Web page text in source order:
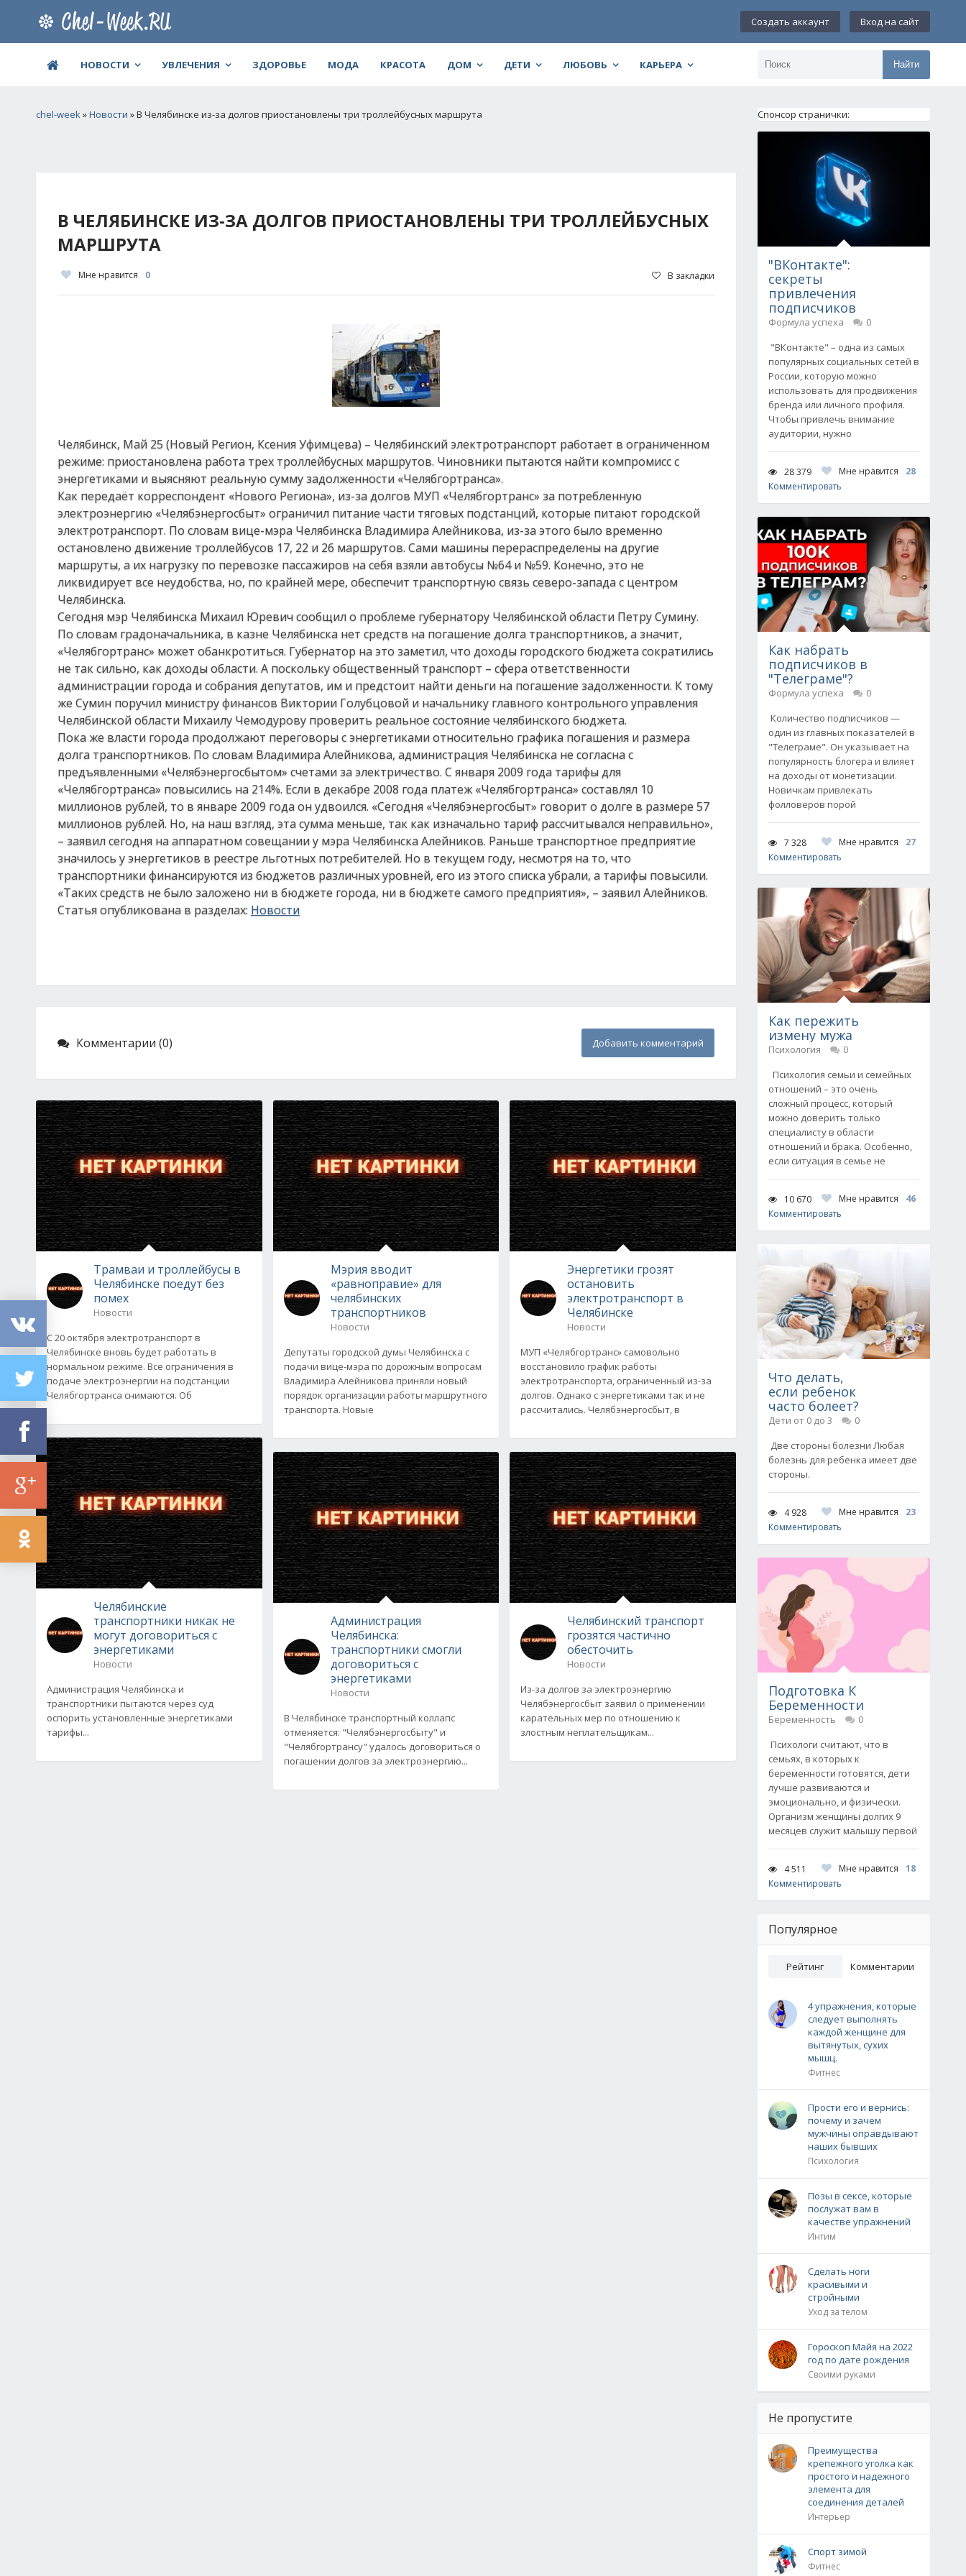
Создать аккаунт Вход на сайт
НОВОСТИ УВЛЕЧЕНИЯ ЗДОРОВЬЕ МОДА КРАСОТА ДОМ ДЕТИ ЛЮБОВЬ КАРЬЕРА Найти
chel-week»Новости » В Челябинске из-за долгов приостановлены три троллейбусных маршрута
В ЧЕЛЯБИНСКЕ ИЗ-ЗА ДОЛГОВ ПРИОСТАНОВЛЕНЫ ТРИ ТРОЛЛЕЙБУСНЫХ
МАРШРУТА
Мне нравится 0 В закладки
Челябинск, Май 25 (Новый Регион, Ксения Уфимцева) – Челябинский электротранспорт работает в ограниченном
режиме: приостановлена работа трех троллейбусных маршрутов. Чиновники пытаются найти компромисс с
энергетиками и выясняют реальную сумму задолженности «Челябгортранса».
Как передаёт корреспондент «Нового Региона», из-за долгов МУП «Челябгортранс» за потребленную
электроэнергию «Челябэнергосбыт» ограничил питание части тяговых подстанций, которые питают городской
электротранспорт. По словам вице-мэра Челябинска Владимира Алейникова, из-за этого было временно
остановлено движение троллейбусов 17, 22 и 26 маршрутов. Сами машины перераспределены на другие
маршруты, а их нагрузку по перевозке пассажиров на себя взяли автобусы №64 и №59. Конечно, это не
ликвидирует все неудобства, но, по крайней мере, обеспечит транспортную связь северо-запада с центром
Челябинска.
Сегодня мэр Челябинска Михаил Юревич сообщил о проблеме губернатору Челябинской области Петру Сумину.
По словам градоначальника, в казне Челябинска нет средств на погашение долга транспортников, а значит,
«Челябгортранс» может обанкротиться. Губернатор на это заметил, что доходы городского бюджета сократились
не так сильно, как доходы области. А поскольку общественный транспорт – сфера ответственности
администрации города и собрания депутатов, им и предстоит найти деньги на погашение задолженности. К тому
же Сумин поручил министру финансов Виктории Голубцовой и начальнику главного контрольного управления
Челябинской области Михаилу Чемодурову проверить реальное состояние челябинского бюджета.
Пока же власти города продолжают переговоры с энергетиками относительно графика погашения и размера
долга транспортников. По словам Владимира Алейникова, администрация Челябинска не согласна с
предъявленными «Челябэнергосбытом» счетами за электричество. С января 2009 года тарифы для
«Челябгортранса» повысились на 214%. Если в декабре 2008 года платеж «Челябгортранса» составлял 10
миллионов рублей, то в январе 2009 года он удвоился. «Сегодня «Челябэнергосбыт» говорит о долге в размере 57
миллионов рублей. Но, на наш взгляд, эта сумма меньше, так как изначально тариф рассчитывался неправильно»,
– заявил сегодня на аппаратном совещании у мэра Челябинска Алейников. Раньше транспортное предприятие
значилось у энергетиков в реестре льготных потребителей. Но в текущем году, несмотря на то, что
транспортники финансируются из бюджетов различных уровней, его из этого списка убрали, а тарифы повысили.
«Таких средств не было заложено ни в бюджете города, ни в бюджете самого предприятия», – заявил Алейников.
Статья опубликована в разделах: Новости
Комментарии (0) Добавить комментарий
Трамваи и троллейбусы в
Челябинске поедут без
помех
Новости
С 20 октября электротранспорт в
Челябинске вновь будет работать в
нормальном режиме. Все ограничения в
подаче электроэнергии на подстанции
Челябгортранса снимаются. Об
Челябинские
транспортники никак не
могут договориться с
энергетиками
Новости
Администрация Челябинска и
транспортники пытаются через суд
оспорить установленные энергетиками
тарифы...
Мэрия вводит
«равноправие» для
челябинских
транспортников
Новости
Депутаты городской думы Челябинска с
подачи вице-мэра по дорожным вопросам
Владимира Алейникова приняли новый
порядок организации работы маршрутного
транспорта. Новые
Администрация
Челябинска:
транспортники смогли
договориться с
энергетиками
Новости
В Челябинске транспортный коллапс
отменяется: "Челябэнергосбыту" и
"Челябгортрансу" удалось договориться о
погашении долгов за электроэнергию...
Энергетики грозят
остановить
электротранспорт в
Челябинске
Новости
МУП «Челябгортранс» самовольно
восстановило график работы
электротранспорта, ограниченный из-за
долгов. Однако с энергетиками так и не
рассчитались. Челябэнергосбыт, в
Челябинский транспорт
грозятся частично
обесточить
Новости
Из-за долгов за электроэнергию
Челябэнергосбыт заявил о применении
карательных мер по отношению к
злостным неплательщикам...
Спонсор странички:
"ВКонтакте":
секреты
привлечения
подписчиков
Формула успеха
0
"ВКонтакте" – одна из самых
популярных социальных сетей в
России, которую можно
использовать для продвижения
бренда или личного профиля.
Чтобы привлечь внимание
аудитории, нужно
28 379 Мне нравится
28
Комментировать
Как набрать
подписчиков в
"Телеграме"?
Формула успеха
0
Количество подписчиков —
один из главных показателей в
"Телеграме". Он указывает на
популярность блогера и влияет
на доходы от монетизации.
Новичкам привлекать
фолловеров порой
7 328 Мне нравится
27
Комментировать
Как пережить
измену мужа
Психология
0
Психология семьи и семейных
отношений – это очень
сложный процесс, который
можно доверить только
специалисту в области
отношений и брака. Особенно,
если ситуация в семье не
10 670 Мне нравится
46
Комментировать
Что делать,
если ребенок
часто болеет?
Дети от 0 до 3
0
Две стороны болезни Любая
болезнь для ребенка имеет две
стороны.
4 928 Мне нравится
23
Комментировать
Подготовка К
Беременности
Беременность
0
Психологи считают, что в
семьях, в которых к
беременности готовятся, дети
лучше развиваются и
эмоционально, и физически.
Организм женщины долгих 9
месяцев служит малышу первой
4 511 Мне нравится
18
Комментировать
Популярное
Рейтинг Комментарии
4 упражнения, которые
следует выполнять
каждой женщине для
вытянутых, сухих
мышц.
Фитнес
Прости его и вернись:
почему и зачем
мужчины оправдывают
наших бывших
Психология
Позы в сексе, которые
послужат вам в
качестве упражнений
Интим
Сделать ноги
красивыми и
стройными
Уход за телом
Гороскоп Майя на 2022
год по дате рождения
Своими руками
Не пропустите
Преимущества
крепежного уголка как
простого и надежного
элемента для
соединения деталей
Интерьер
Спорт зимой
Фитнес